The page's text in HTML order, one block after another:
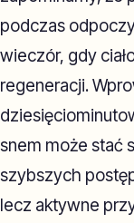
podczas
wieczór, gdy
regeneracji.
snem może stać
szybszych
lecz aktywne